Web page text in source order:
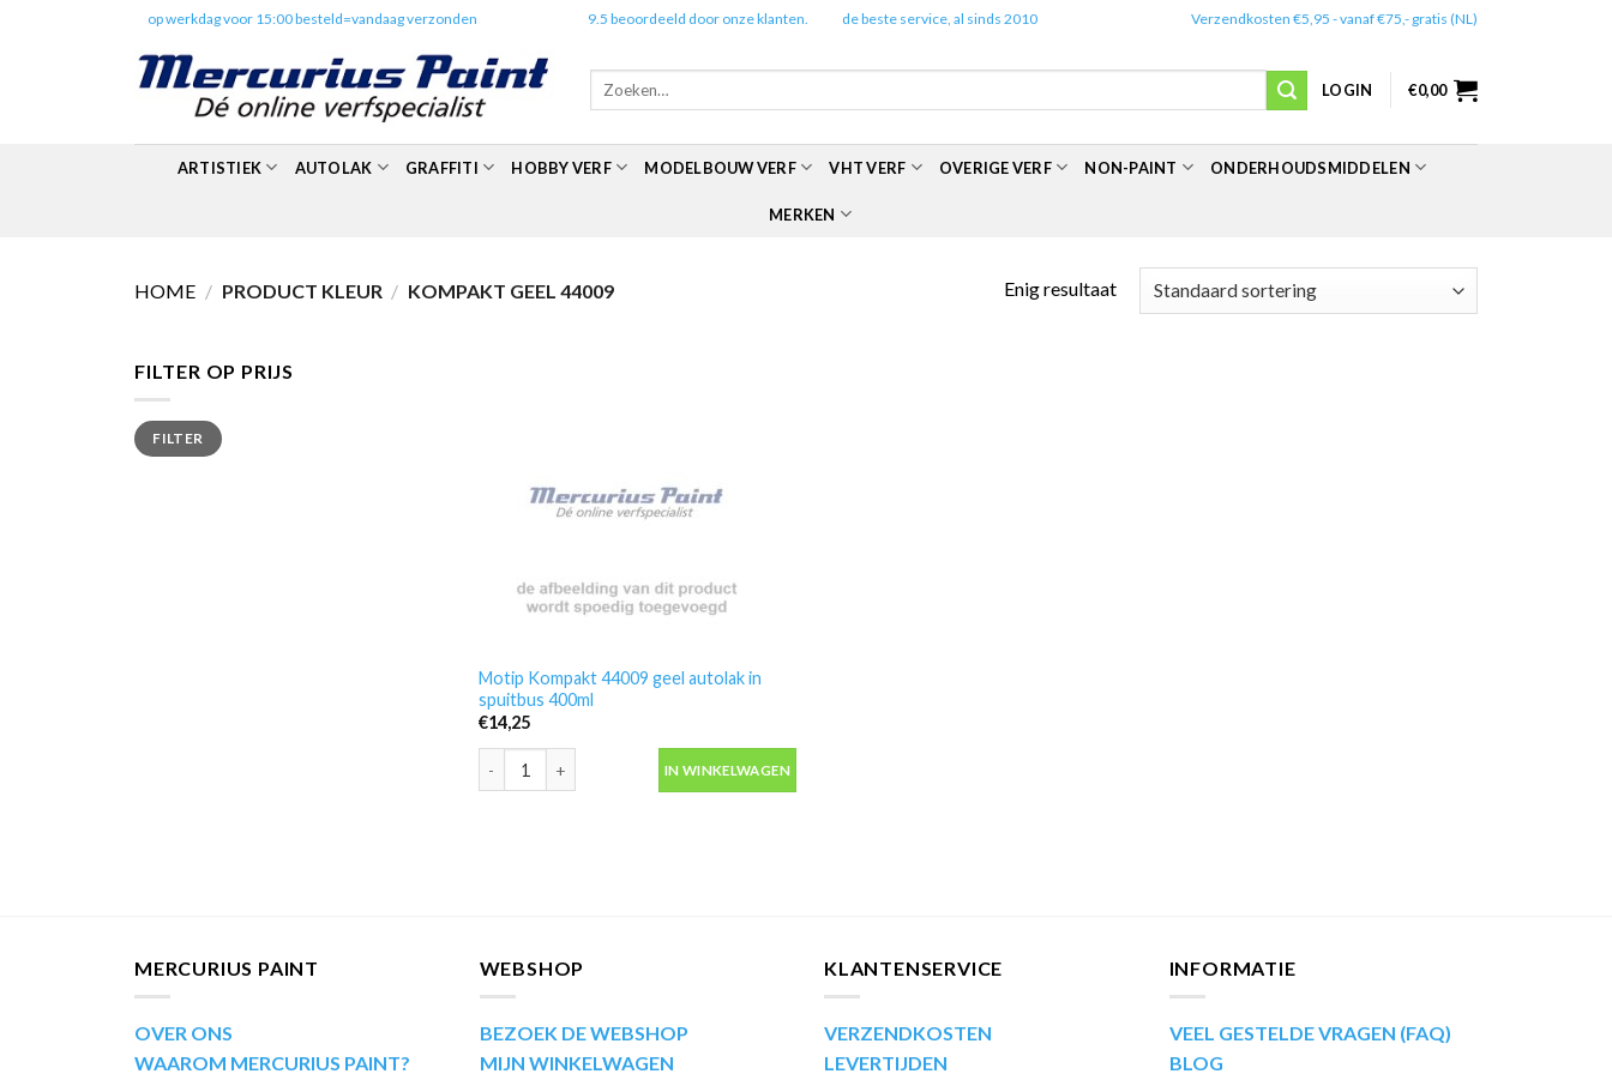
op werkdag voor 15:00 besteld=vandaag verzonden 9.5 beoordeeld door onze klanten. de beste service, al sinds 2010 Verzendkosten €5,95 - vanaf €75,- gratis (NL)
Zoeken
LOGIN €0,00
ARTISTIEK AUTOLAK GRAFFITI HOBBY VERF MODELBOUW VERF VHT VERF OVERIGE VERF NON-PAINT ONDERHOUDSMIDDELEN
MERKEN
HOME / PRODUCT KLEUR / KOMPAKT GEEL 44009 Enig resultaat
FILTER OP PRIJS
Min.
prijs
Max.
prijsFILTER
Motip Kompakt 44009 geel autolak in
spuitbus 400ml
€14,25
Motip Kompakt 44009 geel autolak in spuitbus 400ml aantal
IN WINKELWAGEN
MERCURIUS PAINT
OVER ONS
WAAROM MERCURIUS PAINT?
WEBSHOP
BEZOEK DE WEBSHOP
MIJN WINKELWAGEN
KLANTENSERVICE
VERZENDKOSTEN
LEVERTIJDEN
INFORMATIE
VEEL GESTELDE VRAGEN (FAQ)
BLOG